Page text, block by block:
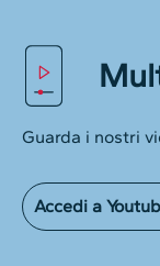
Guarda i nostri
Accedi a